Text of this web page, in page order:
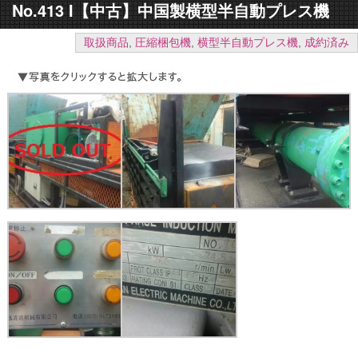
No.413 I【中古】中国製横型半自動プレス機
取扱商品, 圧縮梱包機, 横型半自動プレス機, 成約済み